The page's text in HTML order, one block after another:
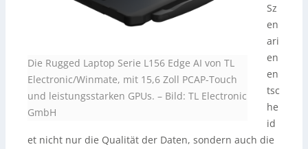
Die Rugged Laptop Serie L156 Edge AI von TL
Electronic/Winmate, mit 15,6 Zoll PCAP-Touch
und leistungsstarken GPUs. – Bild: TL Electronic
GmbH
Sz
en
ari
en
en
tsc
he
id
et nicht nur die Qualität der Daten, sondern auch die